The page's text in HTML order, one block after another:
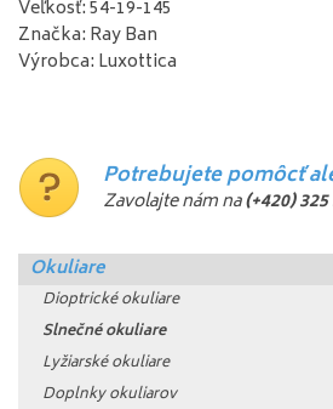
Veľkosť: 54-19-145
Značka: Ray Ban
Výrobca: Luxottica
Potrebujete pomôcť
Zavolajte nám na(+420)
Okuliare
Dioptrické okuliare
Slnečné okuliare
Lyžiarské okuliare
Doplnky okuliarov